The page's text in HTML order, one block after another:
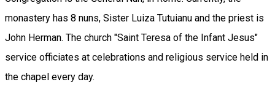
monastery has 8 nuns, Sister Luiza Tutuianu and the priest is
John Herman. The church "Saint Teresa of the Infant Jesus"
service officiates at celebrations and religious service held in
the chapel every day.